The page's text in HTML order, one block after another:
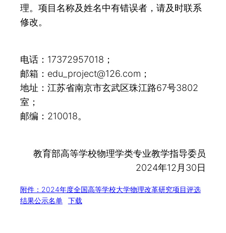
理。项目名称及姓名中有错误者，请及时联系
修改。
电话：17372957018；
邮箱：edu_project@126.com；
地址：江苏省南京市玄武区珠江路67号3802
室；
邮编：210018。
教育部高等学校物理学类专业教学指导委员
2024年12月30日
附件：2024年度全国高等学校大学物理改革研究项目评选
结果公示名单
下载